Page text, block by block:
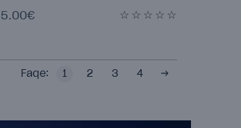
5.00€
Faqe: 1 2 3 4 →